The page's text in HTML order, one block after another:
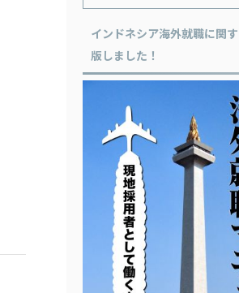
インドネシア海外就職に関
版しました！